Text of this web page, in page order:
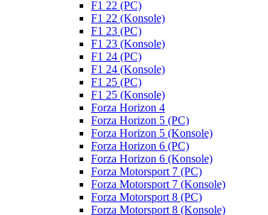
F1 22 (PC)
F1 22 (Konsole)
F1 23 (PC)
F1 23 (Konsole)
F1 24 (PC)
F1 24 (Konsole)
F1 25 (PC)
F1 25 (Konsole)
Forza Horizon 4
Forza Horizon 5 (PC)
Forza Horizon 5 (Konsole)
Forza Horizon 6 (PC)
Forza Horizon 6 (Konsole)
Forza Motorsport 7 (PC)
Forza Motorsport 7 (Konsole)
Forza Motorsport 8 (PC)
Forza Motorsport 8 (Konsole)